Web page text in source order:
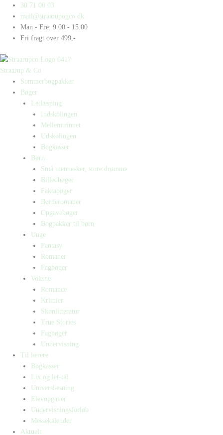
indholdet
30 71 00 03
mail@straarupogco.dk
Man - Fre: 9.00 - 15.00
Fri fragt over 499,-
Straarup & Co
Sommerbogpakker
Bøger
Letlæsning
Indskolingen
Mellemtrinnet
Udskolingen
Bogkasser
Børn
Små mennesker, store drømme
Billedbøger
Faktabøger
Børneromaner
Opgavebøger
Bogpakker til børn
Unge
Fantasy
Romaner
Fagbøger
Voksne
Romance
Krimier
Skønlitteratur
True Stories
Fagbøger
Undervisning
Til lærere
Bogkasser
Lix og let-tal
Universlæsning
Elevopgaver
Undervisningsforløb
Messekalender
Aktuelt
Products
search
Products
search